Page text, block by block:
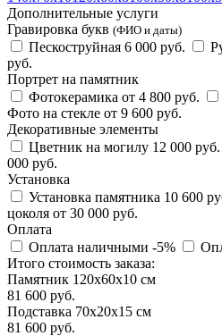
Дополнительные услуги
Гравировка букв (ФИО и даты)
Пескоструйная 6 000 руб.
руб.
Портрет на памятник
Фотокерамика от 4 800 руб.
Фото на стекле от 9 600 руб.
Декоративные элементы
Цветник на могилу 12 000 руб.
000 руб.
Установка
Установка памятника 10 600
цоколя от 30 000 руб.
Оплата
Оплата наличными -5%
Итого стоимость заказа:
Памятник 120х60х10 см
81 600 руб.
Подставка 70х20х15 см
81 600 руб.